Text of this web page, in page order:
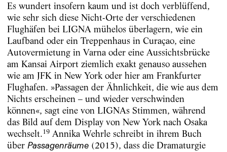
Es wundert insofern kaum und ist doch verblüffend,
wie sehr sich diese Nicht-Orte der verschiedenen
Flughäfen bei LIGNA mühelos überlagern, wie ein
Laufband oder ein Treppenhaus in Curaçao, eine
Autovermietung in Varna oder eine Aussichtsbrücke
am Kansai Airport ziemlich exakt genauso aussehen
wie am JFK in New York oder hier am Frankfurter
Flughafen. »Passagen der Ähnlichkeit, die wie aus dem
Nichts erscheinen – und wieder verschwinden
können«, sagt eine von LIGNAs Stimmen, während
das Bild auf dem Display von New York nach Osaka
wechselt.19Annika Wehrle schreibt in ihrem Buch
über Passagenräume(2015), dass die Dramaturgie